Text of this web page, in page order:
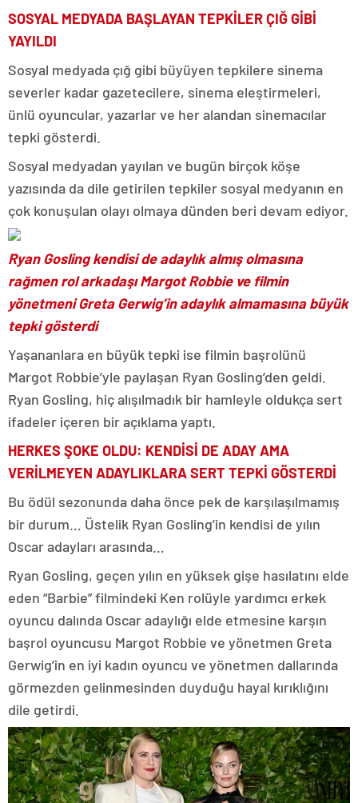
SOSYAL MEDYADA BAŞLAYAN TEPKİLER ÇIĞ GİBİ
YAYILDI
Sosyal medyada çığ gibi büyüyen tepkilere sinema
severler kadar gazetecilere, sinema eleştirmeleri,
ünlü oyuncular, yazarlar ve her alandan sinemacılar
tepki gösterdi.
Sosyal medyadan yayılan ve bugün birçok köşe
yazısında da dile getirilen tepkiler sosyal medyanın en
çok konuşulan olayı olmaya dünden beri devam ediyor.
Ryan Gosling kendisi de adaylık almış olmasına
rağmen rol arkadaşı Margot Robbie ve filmin
yönetmeni Greta Gerwig’in adaylık almamasına büyük
tepki gösterdi
Yaşananlara en büyük tepki ise filmin başrolünü
Margot Robbie’yle paylaşan Ryan Gosling’den geldi.
Ryan Gosling, hiç alışılmadık bir hamleyle oldukça sert
ifadeler içeren bir açıklama yaptı.
HERKES ŞOKE OLDU: KENDİSİ DE ADAY AMA
VERİLMEYEN ADAYLIKLARA SERT TEPKİ GÖSTERDİ
Bu ödül sezonunda daha önce pek de karşılaşılmamış
bir durum… Üstelik Ryan Gosling’in kendisi de yılın
Oscar adayları arasında…
Ryan Gosling, geçen yılın en yüksek gişe hasılatını elde
eden “Barbie” filmindeki Ken rolüyle yardımcı erkek
oyuncu dalında Oscar adaylığı elde etmesine karşın
başrol oyuncusu Margot Robbie ve yönetmen Greta
Gerwig’in en iyi kadın oyuncu ve yönetmen dallarında
görmezden gelinmesinden duyduğu hayal kırıklığını
dile getirdi.